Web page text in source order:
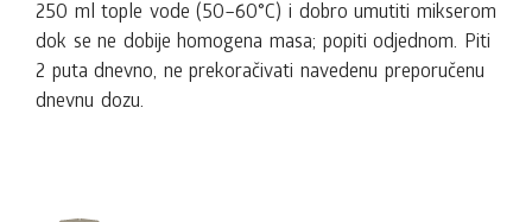
250 ml tople vode (50–60°С) i dobro umutiti mikserom
dok se ne dobije homogena masa; popiti odjednom. Piti
2 puta dnevno, ne prekoračivati navedenu preporučenu
dnevnu dozu.